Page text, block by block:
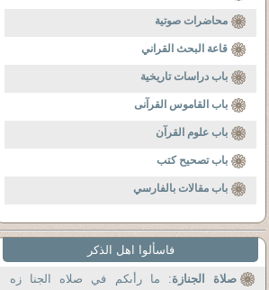
محاضرات صوتية
قاعة البحث القراني
باب دراسات تاريخية
باب القاموس القرآنى
باب علوم القرآن
باب تصحيح كتب
باب مقالات بالفارسي
فاسألوا اهل الذكر
صلاة الجنازة: ما رأىكم في صلاه الجنا زه